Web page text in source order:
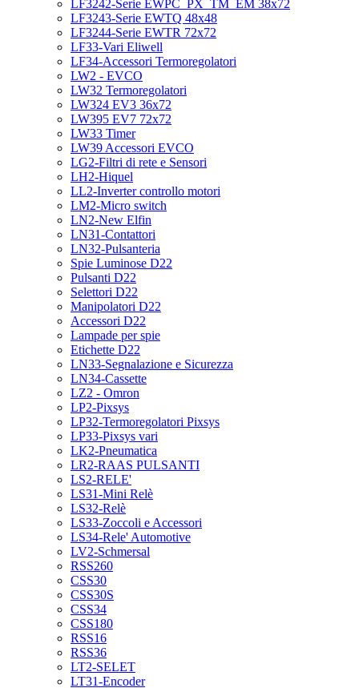
LF3242-Serie EWPC_PX_TM_EM 38x72
LF3243-Serie EWTQ 48x48
LF3244-Serie EWTR 72x72
LF33-Vari Eliwell
LF34-Accessori Termoregolatori
LW2 - EVCO
LW32 Termoregolatori
LW324 EV3 36x72
LW395 EV7 72x72
LW33 Timer
LW39 Accessori EVCO
LG2-Filtri di rete e Sensori
LH2-Hiquel
LL2-Inverter controllo motori
LM2-Micro switch
LN2-New Elfin
LN31-Contattori
LN32-Pulsanteria
Spie Luminose D22
Pulsanti D22
Selettori D22
Manipolatori D22
Accessori D22
Lampade per spie
Etichette D22
LN33-Segnalazione e Sicurezza
LN34-Cassette
LZ2 - Omron
LP2-Pixsys
LP32-Termoregolatori Pixsys
LP33-Pixsys vari
LK2-Pneumatica
LR2-RAAS PULSANTI
LS2-RELE'
LS31-Mini Relè
LS32-Relè
LS33-Zoccoli e Accessori
LS34-Rele' Automotive
LV2-Schmersal
RSS260
CSS30
CSS30S
CSS34
CSS180
RSS16
RSS36
LT2-SELET
LT31-Encoder